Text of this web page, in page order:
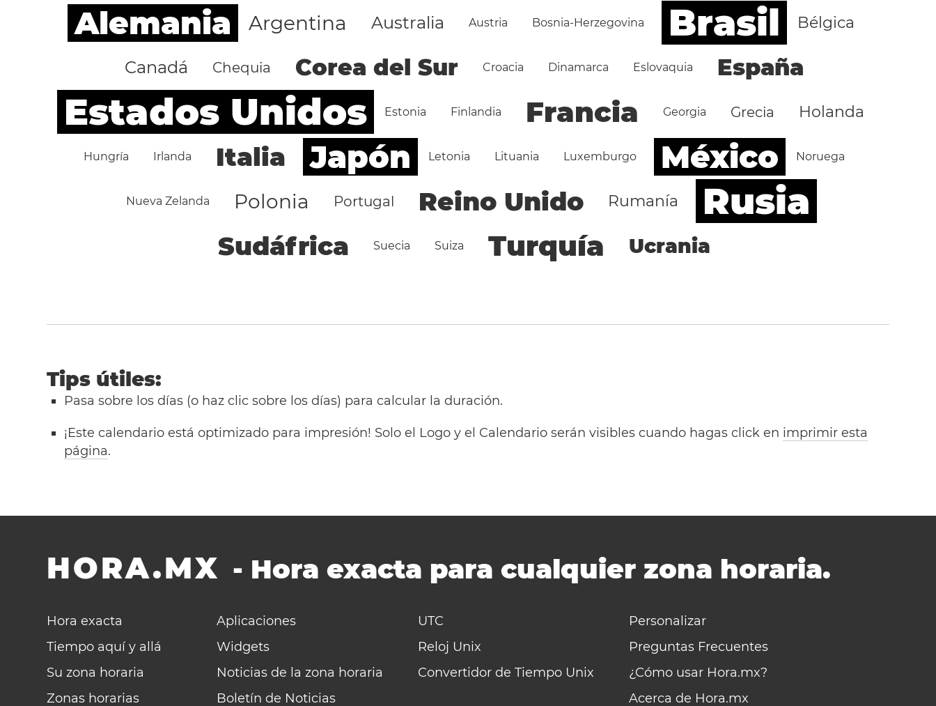
Alemania Argentina Australia Austria Bosnia-Herzegovina Brasil Bélgica
Canadá Chequia Corea del Sur Croacia Dinamarca Eslovaquia España
Estados Unidos Estonia Finlandia Francia Georgia Grecia Holanda
Hungría Irlanda Italia Japón Letonia Lituania Luxemburgo México Noruega
Nueva Zelanda Polonia Portugal Reino Unido Rumanía Rusia
Sudáfrica Suecia Suiza Turquía Ucrania
Tips útiles:
Pasa sobre los días (o haz clic sobre los días) para calcular la duración.
¡Este calendario está optimizado para impresión! Solo el Logo y el Calendario serán visibles cuando hagas click en imprimir esta
página.
HORA.MX - Hora exacta para cualquier zona horaria.
Hora exacta
Tiempo aquí y allá
Su zona horaria
Zonas horarias
Aplicaciones
Widgets
Noticias de la zona horaria
Boletín de Noticias
UTC
Reloj Unix
Convertidor de Tiempo Unix
Personalizar
Preguntas Frecuentes
¿Cómo usar Hora.mx?
Acerca de Hora.mx